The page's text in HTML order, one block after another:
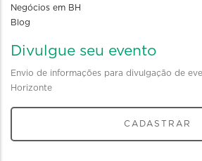
Negócios em BH
Blog
Divulgue seu evento
Envio de informações para divulgação de
Horizonte
CADASTRAR